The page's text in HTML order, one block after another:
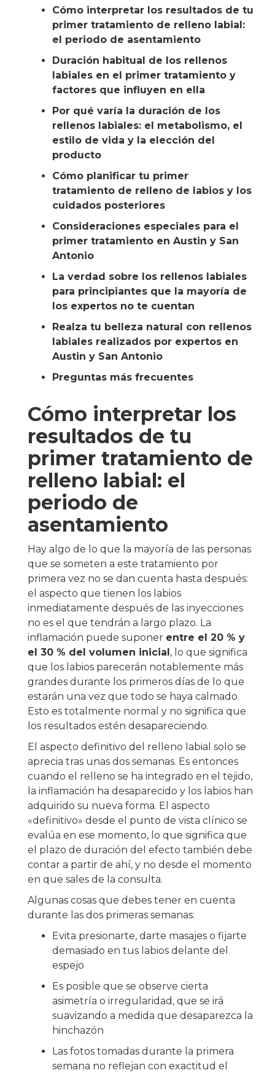
Cómo interpretar los resultados de tu
primer tratamiento de relleno labial:
el periodo de asentamiento
Duración habitual de los rellenos
labiales en el primer tratamiento y
factores que influyen en ella
Por qué varía la duración de los
rellenos labiales: el metabolismo, el
estilo de vida y la elección del
producto
Cómo planificar tu primer
tratamiento de relleno de labios y los
cuidados posteriores
Consideraciones especiales para el
primer tratamiento en Austin y San
Antonio
La verdad sobre los rellenos labiales
para principiantes que la mayoría de
los expertos no te cuentan
Realza tu belleza natural con rellenos
labiales realizados por expertos en
Austin y San Antonio
Preguntas más frecuentes
Cómo interpretar los
resultados de tu
primer tratamiento de
relleno labial: el
periodo de
asentamiento
Hay algo de lo que la mayoría de las personas
que se someten a este tratamiento por
primera vez no se dan cuenta hasta después:
el aspecto que tienen los labios
inmediatamente después de las inyecciones
no es el que tendrán a largo plazo. La
inflamación puede suponer entre el 20 % y
el 30 % del volumen inicial, lo que significa
que los labios parecerán notablemente más
grandes durante los primeros días de lo que
estarán una vez que todo se haya calmado.
Esto es totalmente normal y no significa que
los resultados estén desapareciendo.
El aspecto definitivo del relleno labial solo se
aprecia tras unas dos semanas. Es entonces
cuando el relleno se ha integrado en el tejido,
la inflamación ha desaparecido y los labios han
adquirido su nueva forma. El aspecto
«definitivo» desde el punto de vista clínico se
evalúa en ese momento, lo que significa que
el plazo de duración del efecto también debe
contar a partir de ahí, y no desde el momento
en que sales de la consulta.
Algunas cosas que debes tener en cuenta
durante las dos primeras semanas:
Evita presionarte, darte masajes o fijarte
demasiado en tus labios delante del
espejo
Es posible que se observe cierta
asimetría o irregularidad, que se irá
suavizando a medida que desaparezca la
hinchazón
Las fotos tomadas durante la primera
semana no reflejan con exactitud el